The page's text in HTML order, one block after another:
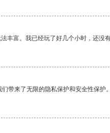
丰富。我已经玩了好几个小时，还没有
带来了无限的隐私保护和安全性保护。